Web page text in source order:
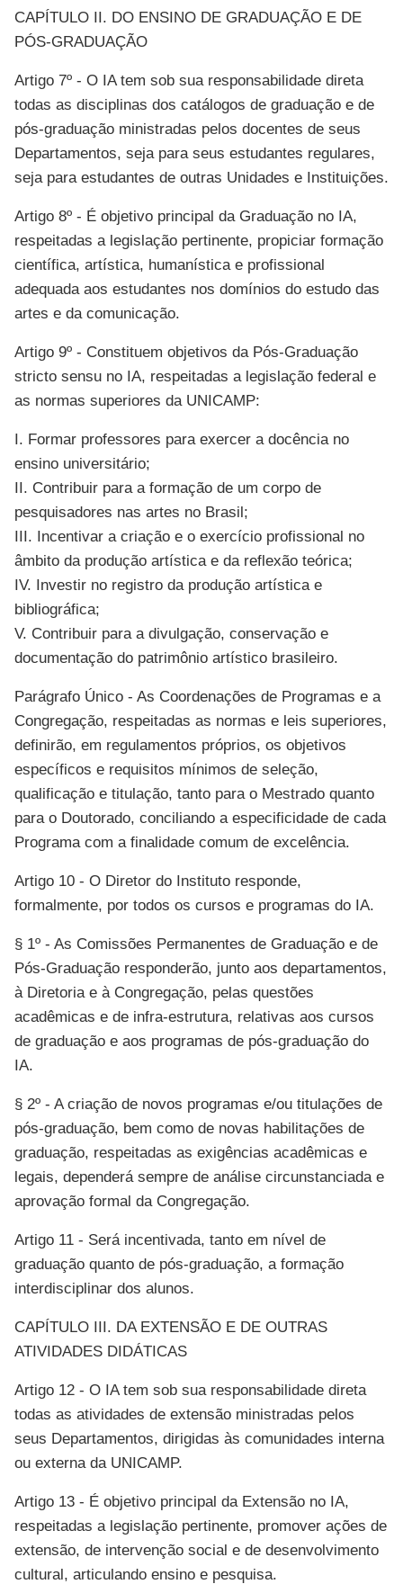
CAPÍTULO II. DO ENSINO DE GRADUAÇÃO E DE
PÓS-GRADUAÇÃO
Artigo 7º - O IA tem sob sua responsabilidade direta
todas as disciplinas dos catálogos de graduação e de
pós-graduação ministradas pelos docentes de seus
Departamentos, seja para seus estudantes regulares,
seja para estudantes de outras Unidades e Instituições.
Artigo 8º - É objetivo principal da Graduação no IA,
respeitadas a legislação pertinente, propiciar formação
científica, artística, humanística e profissional
adequada aos estudantes nos domínios do estudo das
artes e da comunicação.
Artigo 9º - Constituem objetivos da Pós-Graduação
stricto sensu no IA, respeitadas a legislação federal e
as normas superiores da UNICAMP:
I. Formar professores para exercer a docência no
ensino universitário;
II. Contribuir para a formação de um corpo de
pesquisadores nas artes no Brasil;
III. Incentivar a criação e o exercício profissional no
âmbito da produção artística e da reflexão teórica;
IV. Investir no registro da produção artística e
bibliográfica;
V. Contribuir para a divulgação, conservação e
documentação do patrimônio artístico brasileiro.
Parágrafo Único - As Coordenações de Programas e a
Congregação, respeitadas as normas e leis superiores,
definirão, em regulamentos próprios, os objetivos
específicos e requisitos mínimos de seleção,
qualificação e titulação, tanto para o Mestrado quanto
para o Doutorado, conciliando a especificidade de cada
Programa com a finalidade comum de excelência.
Artigo 10 - O Diretor do Instituto responde,
formalmente, por todos os cursos e programas do IA.
§ 1º - As Comissões Permanentes de Graduação e de
Pós-Graduação responderão, junto aos departamentos,
à Diretoria e à Congregação, pelas questões
acadêmicas e de infra-estrutura, relativas aos cursos
de graduação e aos programas de pós-graduação do
IA.
§ 2º - A criação de novos programas e/ou titulações de
pós-graduação, bem como de novas habilitações de
graduação, respeitadas as exigências acadêmicas e
legais, dependerá sempre de análise circunstanciada e
aprovação formal da Congregação.
Artigo 11 - Será incentivada, tanto em nível de
graduação quanto de pós-graduação, a formação
interdisciplinar dos alunos.
CAPÍTULO III. DA EXTENSÃO E DE OUTRAS
ATIVIDADES DIDÁTICAS
Artigo 12 - O IA tem sob sua responsabilidade direta
todas as atividades de extensão ministradas pelos
seus Departamentos, dirigidas às comunidades interna
ou externa da UNICAMP.
Artigo 13 - É objetivo principal da Extensão no IA,
respeitadas a legislação pertinente, promover ações de
extensão, de intervenção social e de desenvolvimento
cultural, articulando ensino e pesquisa.